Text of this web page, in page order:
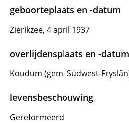
geboorteplaats en -datum
Zierikzee, 4 april 1937
overlijdensplaats en -datum
Koudum (gem. Súdwest-
levensbeschouwing
Gereformeerd